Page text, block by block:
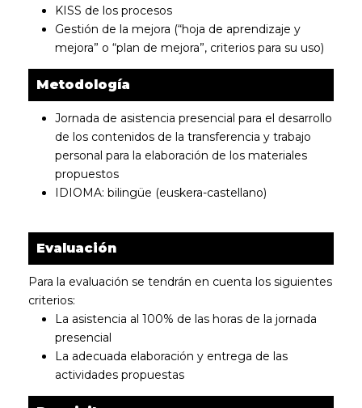
KISS de los procesos
Gestión de la mejora (“hoja de aprendizaje y
mejora” o “plan de mejora”, criterios para su uso)
Metodología
Jornada de asistencia presencial para el desarrollo
de los contenidos de la transferencia y trabajo
personal para la elaboración de los materiales
propuestos
IDIOMA: bilingüe (euskera-castellano)
Evaluación
Para la evaluación se tendrán en cuenta los siguientes
criterios:
La asistencia al 100% de las horas de la jornada
presencial
La adecuada elaboración y entrega de las
actividades propuestas